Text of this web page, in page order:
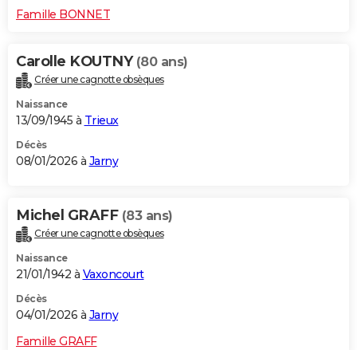
Famille BONNET
Carolle KOUTNY (80 ans)
Créer une cagnotte obsèques
Naissance
13/09/1945 à Trieux
Décès
08/01/2026 à Jarny
Michel GRAFF (83 ans)
Créer une cagnotte obsèques
Naissance
21/01/1942 à Vaxoncourt
Décès
04/01/2026 à Jarny
Famille GRAFF